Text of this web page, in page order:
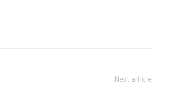
Next article